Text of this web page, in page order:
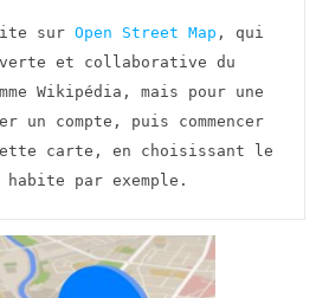
sur Open Street Map , qui
et collaborative du
Wikipédia, mais pour une
un compte, puis commencer
carte, en choisissant le
par exemple.